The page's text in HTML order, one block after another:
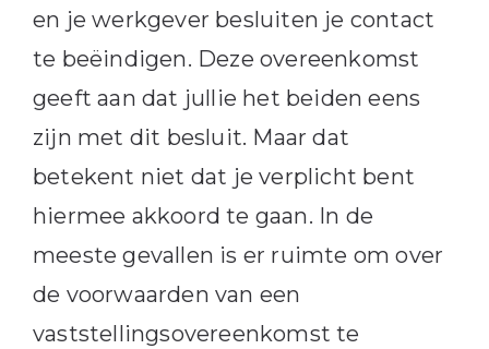
en je werkgever besluiten je contact
te beëindigen. Deze overeenkomst
geeft aan dat jullie het beiden eens
zijn met dit besluit. Maar dat
betekent niet dat je verplicht bent
hiermee akkoord te gaan. In de
meeste gevallen is er ruimte om over
de voorwaarden van een
vaststellingsovereenkomst te